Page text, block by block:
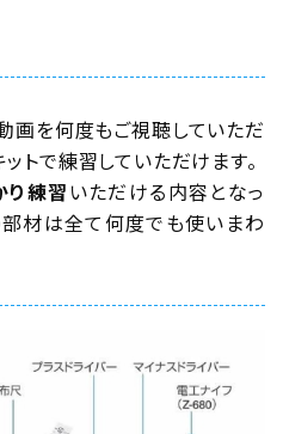
画を何度もご視聴していただ
トで練習していただけます。
り練習 いただける内容となっ
部材は全て何度でも使いまわ